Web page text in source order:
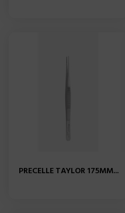
PRECELLE TAYLOR 175MM...